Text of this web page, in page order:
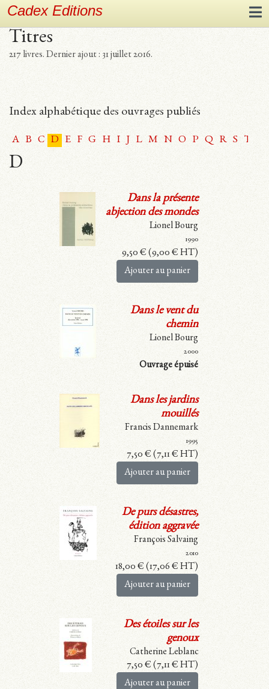
Cadex Editions
Titres
217 livres. Dernier ajout : 31 juillet 2016.
Index alphabétique des ouvrages publiés
A B C D E F G H I J L M N O P Q R S T
D
Dans la présente
abjection des mondes
Lionel Bourg
1990
9,50€ (9,00 € HT)
Ajouter au panier
Dans le vent du
chemin
Lionel Bourg
2000
Ouvrage épuisé
Dans les jardins
mouillés
Francis Dannemark
1995
7,50 € (7,11€ HT)
Ajouter au panier
De purs désastres,
édition aggravée
François Salvaing
2010
18,00€ (17,06 € HT)
Ajouter au panier
Des étoiles sur les
genoux
Catherine Leblanc
7,50 € (7,11€ HT)
Ajouter au panier